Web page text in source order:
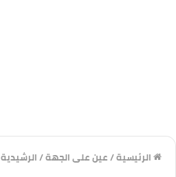
الرئيسية/عين على الجهة/الرشيدية